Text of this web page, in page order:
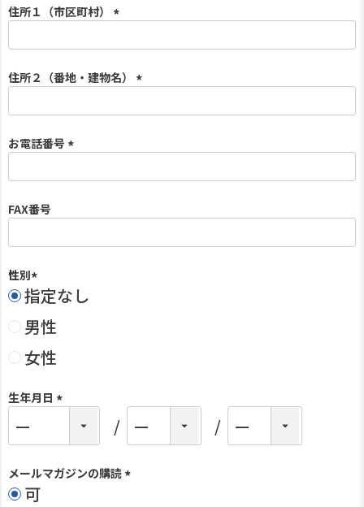
)
住所１（市区町村）
必
)
住所２（番地・建物名）
必
)
お電話番号
必
)
FAX番号
性別
(
須
)
指定なし
男性
女性
生年月日
)
メールマガジンの購読
可